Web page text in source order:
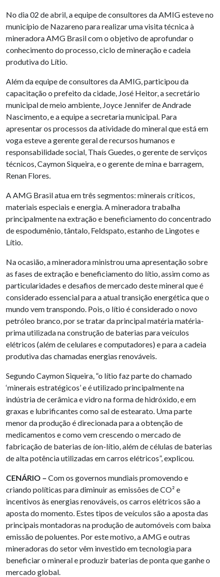
No dia 02 de abril, a equipe de consultores da AMIG esteve no
município de Nazareno para realizar uma visita técnica à
mineradora AMG Brasil com o objetivo de aprofundar o
conhecimento do processo, ciclo de mineração e cadeia
produtiva do Lítio.
Além da equipe de consultores da AMIG, participou da
capacitação o prefeito da cidade, José Heitor, a secretário
municipal de meio ambiente, Joyce Jennifer de Andrade
Nascimento, e a equipe a secretaria municipal. Para
apresentar os processos da atividade do mineral que está em
voga esteve a gerente geral de recursos humanos e
responsabilidade social, Thaís Guedes, o gerente de serviços
técnicos, Caymon Siqueira, e o gerente de mina e barragem,
Renan Flores.
A AMG Brasil atua em três segmentos: minerais críticos,
materiais especiais e energia. A mineradora trabalha
principalmente na extração e beneficiamento do concentrado
de espodumênio, tântalo, Feldspato, estanho de Lingotes e
Lítio.
Na ocasião, a mineradora ministrou uma apresentação sobre
as fases de extração e beneficiamento do lítio, assim como as
particularidades e desafios de mercado deste mineral que é
considerado essencial para a atual transição energética que o
mundo vem transpondo. Pois, o lítio é considerado o novo
petróleo branco, por se tratar da principal matéria matéria-
prima utilizada na construção de baterias para veículos
elétricos (além de celulares e computadores) e para a cadeia
produtiva das chamadas energias renováveis.
Segundo Caymon Siqueira, “o lítio faz parte do chamado
‘minerais estratégicos’ e é utilizado principalmente na
indústria de cerâmica e vidro na forma de hidróxido, e em
graxas e lubrificantes como sal de estearato. Uma parte
menor da produção é direcionada para a obtenção de
medicamentos e como vem crescendo o mercado de
fabricação de baterias de íon-lítio, além de células de baterias
de alta potência utilizadas em carros elétricos”, explicou.
CENÁRIO – Com os governos mundiais promovendo e
criando políticas para diminuir as emissões de CO² e
incentivos às energias renováveis, os carros elétricos são a
aposta do momento. Estes tipos de veículos são a aposta das
principais montadoras na produção de automóveis com baixa
emissão de poluentes. Por este motivo, a AMG e outras
mineradoras do setor vêm investido em tecnologia para
beneficiar o mineral e produzir baterias de ponta que ganhe o
mercado global.